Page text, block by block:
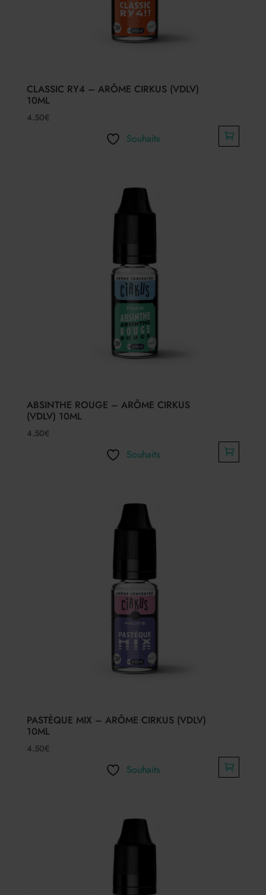
CLASSIC RY4 – ARÔME CIRKUS (VDLV)
10ML
4.50€
Souhaits
ABSINTHE ROUGE – ARÔME CIRKUS
(VDLV) 10ML
4.50€
Souhaits
PASTÈQUE MIX – ARÔME CIRKUS (VDLV)
10ML
4.50€
Souhaits